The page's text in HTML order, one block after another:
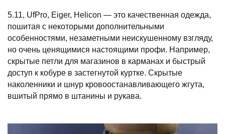
5.11, UfPro, Eiger, Helicon — это качественная одежда,
пошитая с некоторыми дополнительными
особенностями, незаметными неискушенному взгляду,
но очень ценящимися настоящими профи. Например,
скрытые петли для магазинов в карманах и быстрый
доступ к кобуре в застегнутой куртке. Скрытые
наколенники и шнур кровоостанавливающего жгута,
вшитый прямо в штанины и рукава.